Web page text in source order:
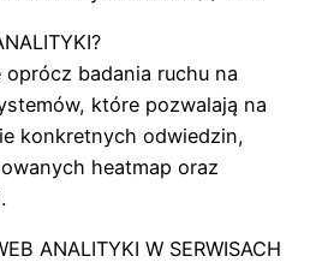
badania ruchu na
które pozwalają na
konkretnych odwiedzin,
heatmap oraz
ANALITYKI W SERWISACH